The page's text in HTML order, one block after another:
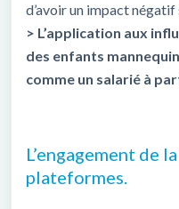
d’avoir un impact
> L’application aux
des enfants
comme un salarié à
L’engagement de
plateformes.